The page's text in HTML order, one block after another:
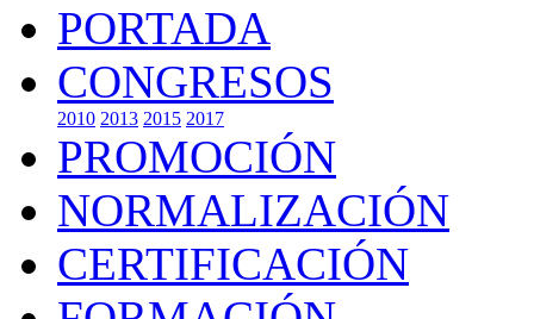
PORTADA
CONGRESOS
2010 2013 2015 2017
PROMOCIÓN
NORMALIZACIÓN
CERTIFICACIÓN